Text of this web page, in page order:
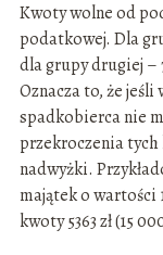
Kwoty wolne od
podatkowej. Dla
dla grupy drugiej –
Oznacza to, że
spadkobierca nie
przekroczenia
nadwyżki.
majątek o wartości
kwoty 5363 zł (15